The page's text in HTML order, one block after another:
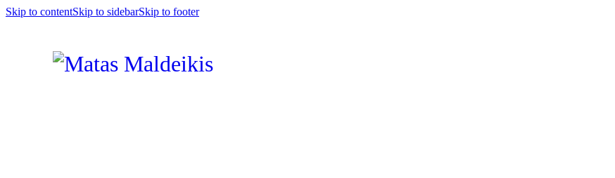
Skip to contentSkip to sidebarSkip to footer